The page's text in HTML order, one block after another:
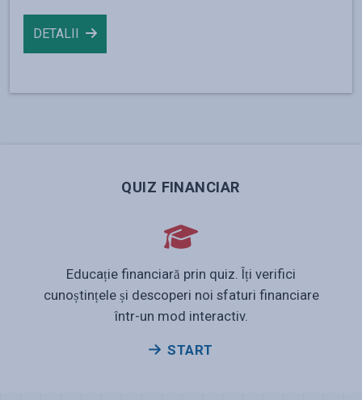
DETALII
QUIZ FINANCIAR
Educație financiară prin quiz. Îți verifici
cunoștințele și descoperi noi sfaturi financiare
într-un mod interactiv.
START